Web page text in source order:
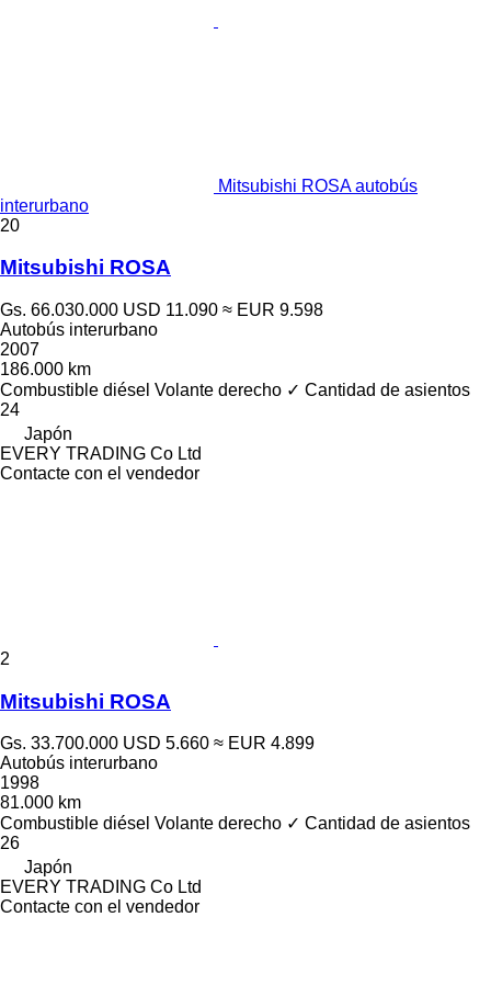
Mitsubishi ROSA autobús
interurbano
20
Mitsubishi ROSA
Gs. 66.030.000 USD 11.090 ≈ EUR 9.598
Autobús interurbano
2007
186.000 km
Combustible diésel Volante derecho ✓ Cantidad de asientos
24
Japón
EVERY TRADING Co Ltd
Contacte con el vendedor
2
Mitsubishi ROSA
Gs. 33.700.000 USD 5.660 ≈ EUR 4.899
Autobús interurbano
1998
81.000 km
Combustible diésel Volante derecho ✓ Cantidad de asientos
26
Japón
EVERY TRADING Co Ltd
Contacte con el vendedor